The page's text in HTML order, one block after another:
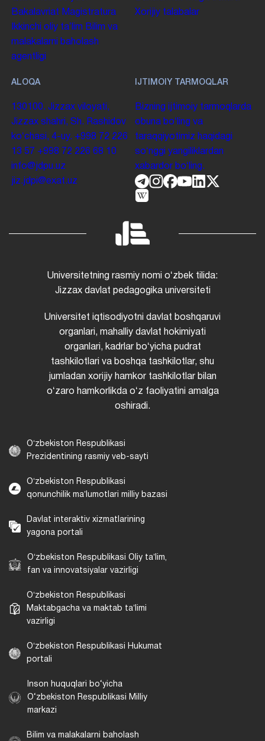
Bakalavriat Magistratura
Ikkinchi oliy taʼlim Bilim va
malakalarni baholash
agentligi
Xorijiy talabalar
ALOQA
130100. Jizzax viloyati,
Jizzax shahri, Sh. Rashidov
koʻchasi, 4-uy. +998 72 226
13 57 +998 72 226 68 10
info@jdpu.uz
jiz.jdpi@exat.uz
IJTIMOIY TARMOQLAR
Bizning ijtimoiy tarmoqlarda
obuna boʻling va
taraqqiyotimiz haqidagi
soʻnggi yangiliklardan
xabardor boʻling.
Universitetning rasmiy nomi oʻzbek tilida:
Jizzax davlat pedagogika universiteti
Universitet iqtisodiyotni davlat boshqaruvi
organlari, mahalliy davlat hokimiyati
organlari, kadrlar boʻyicha pudrat
tashkilotlari va boshqa tashkilotlar, shu
jumladan xorijiy hamkor tashkilotlar bilan
oʻzaro hamkorlikda oʻz faoliyatini amalga
oshiradi.
Oʻzbekiston Respublikasi
Prezidentining rasmiy veb-sayti
Oʻzbekiston Respublikasi
qonunchilik maʼlumotlari milliy bazasi
Davlat interaktiv xizmatlarining
yagona portali
Oʻzbekiston Respublikasi Oliy taʼlim,
fan va innovatsiyalar vazirligi
Oʻzbekiston Respublikasi
Maktabgacha va maktab taʼlimi
vazirligi
Oʻzbekiston Respublikasi Hukumat
portali
Inson huquqlari bo‘yicha
O‘zbekiston Respublikasi Milliy
markazi
Bilim va malakalarni baholash